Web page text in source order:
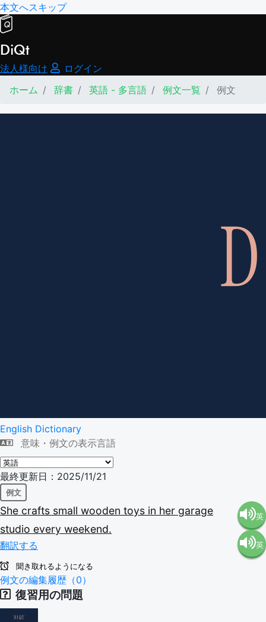
本文へスキップ
DiQt
法人様向け
ログイン
ホーム
辞書 英語 - 多言語 例文一覧 例文
English Dictionary
意味・例文の表示言語
最終更新日：2025/11/21
例文
She crafts small wooden toys in her garage
studio every weekend.
翻訳する
英
語（米
英
聞き取れるようになる
例文の編集履歴（0）
復習用の問題